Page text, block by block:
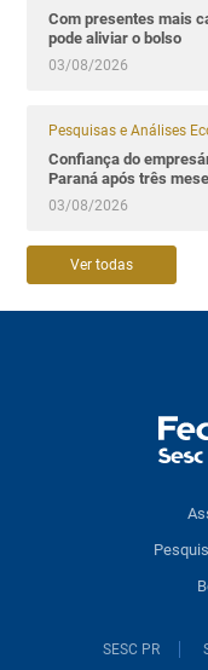
Com presentes mais
pode aliviar o bolso
03/08/2026
Pesquisas e Análises
Confiança do
Paraná após três
03/08/2026
Ver todas
SESC PR